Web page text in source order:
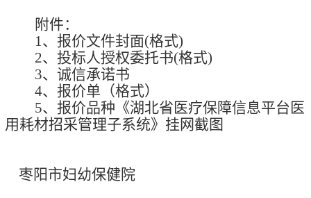
附件：
1、 报价文件封面(格式)
2、 投标人授权委托书(格式)
3、 诚信承诺书
4、 报价单（格式）
5、 报价品种 《湖北省医疗保障信息平台医
用耗材招采管理子系统》挂网截图
枣阳市妇幼保健院